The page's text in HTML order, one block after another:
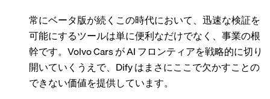
常にベータ版が続くこの時代において、迅速な検証を
可能にするツールは単に便利なだけでなく、事業の根
幹です。Volvo Cars が AI フロンティアを戦略的に切り
開いていくうえで、Dify はまさにここで欠かすことの
できない価値を提供しています。